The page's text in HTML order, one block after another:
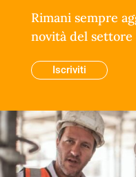
Rimani sempre
novità del
Iscriviti